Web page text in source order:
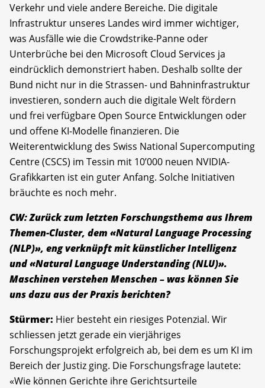
Verkehr und viele andere Bereiche. Die digitale
Infrastruktur unseres Landes wird immer wichtiger,
was Ausfälle wie die Crowdstrike-Panne oder
Unterbrüche bei den Microsoft Cloud Services ja
eindrücklich demonstriert haben. Deshalb sollte der
Bund nicht nur in die Strassen- und Bahninfrastruktur
investieren, sondern auch die digitale Welt fördern
und frei verfügbare Open Source Entwicklungen oder
und offene KI-Modelle finanzieren. Die
Weiterentwicklung des Swiss National Supercomputing
Centre (CSCS) im Tessin mit 10’000 neuen NVIDIA-
Grafikkarten ist ein guter Anfang. Solche Initiativen
bräuchte es noch mehr.
CW: Zurück zum letzten Forschungsthema aus Ihrem
Themen-Cluster, dem «Natural Language Processing
(NLP)», eng verknüpft mit künstlicher Intelligenz
und «Natural Language Understanding (NLU)».
Maschinen verstehen Menschen – was können Sie
uns dazu aus der Praxis berichten?
Stürmer: Hier besteht ein riesiges Potenzial. Wir
schliessen jetzt gerade ein vierjähriges
Forschungsprojekt erfolgreich ab, bei dem es um KI im
Bereich der Justiz ging. Die Forschungsfrage lautete:
«Wie können Gerichte ihre Gerichtsurteile